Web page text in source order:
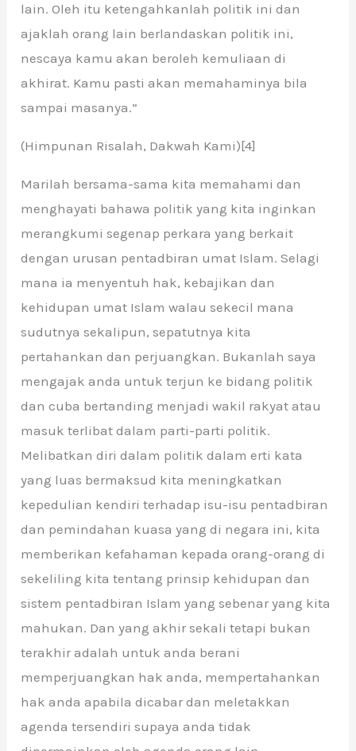
lain. Oleh itu ketengahkanlah politik ini dan
ajaklah orang lain berlandaskan politik ini,
nescaya kamu akan beroleh kemuliaan di
akhirat. Kamu pasti akan memahaminya bila
sampai masanya.”
(Himpunan Risalah, Dakwah Kami)[4]
Marilah bersama-sama kita memahami dan
menghayati bahawa politik yang kita inginkan
merangkumi segenap perkara yang berkait
dengan urusan pentadbiran umat Islam. Selagi
mana ia menyentuh hak, kebajikan dan
kehidupan umat Islam walau sekecil mana
sudutnya sekalipun, sepatutnya kita
pertahankan dan perjuangkan. Bukanlah saya
mengajak anda untuk terjun ke bidang politik
dan cuba bertanding menjadi wakil rakyat atau
masuk terlibat dalam parti-parti politik.
Melibatkan diri dalam politik dalam erti kata
yang luas bermaksud kita meningkatkan
kepedulian kendiri terhadap isu-isu pentadbiran
dan pemindahan kuasa yang di negara ini, kita
memberikan kefahaman kepada orang-orang di
sekeliling kita tentang prinsip kehidupan dan
sistem pentadbiran Islam yang sebenar yang kita
mahukan. Dan yang akhir sekali tetapi bukan
terakhir adalah untuk anda berani
memperjuangkan hak anda, mempertahankan
hak anda apabila dicabar dan meletakkan
agenda tersendiri supaya anda tidak